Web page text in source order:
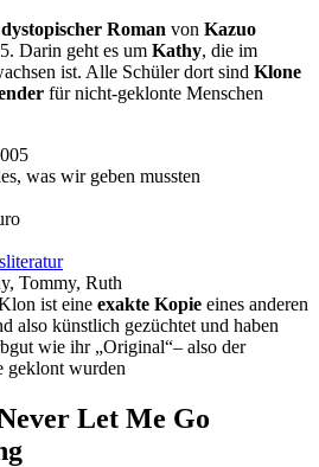
dystopischer Roman von Kazuo
Darin geht es um Kathy, die im
ist. Alle Schüler dort sind Klone
für nicht-geklonte Menschen
was wir geben mussten
Tommy, Ruth
ist eine exakte Kopie eines anderen
also künstlich gezüchtet und haben
wie ihr „Original“– also der
geklont wurden
Let Me Go